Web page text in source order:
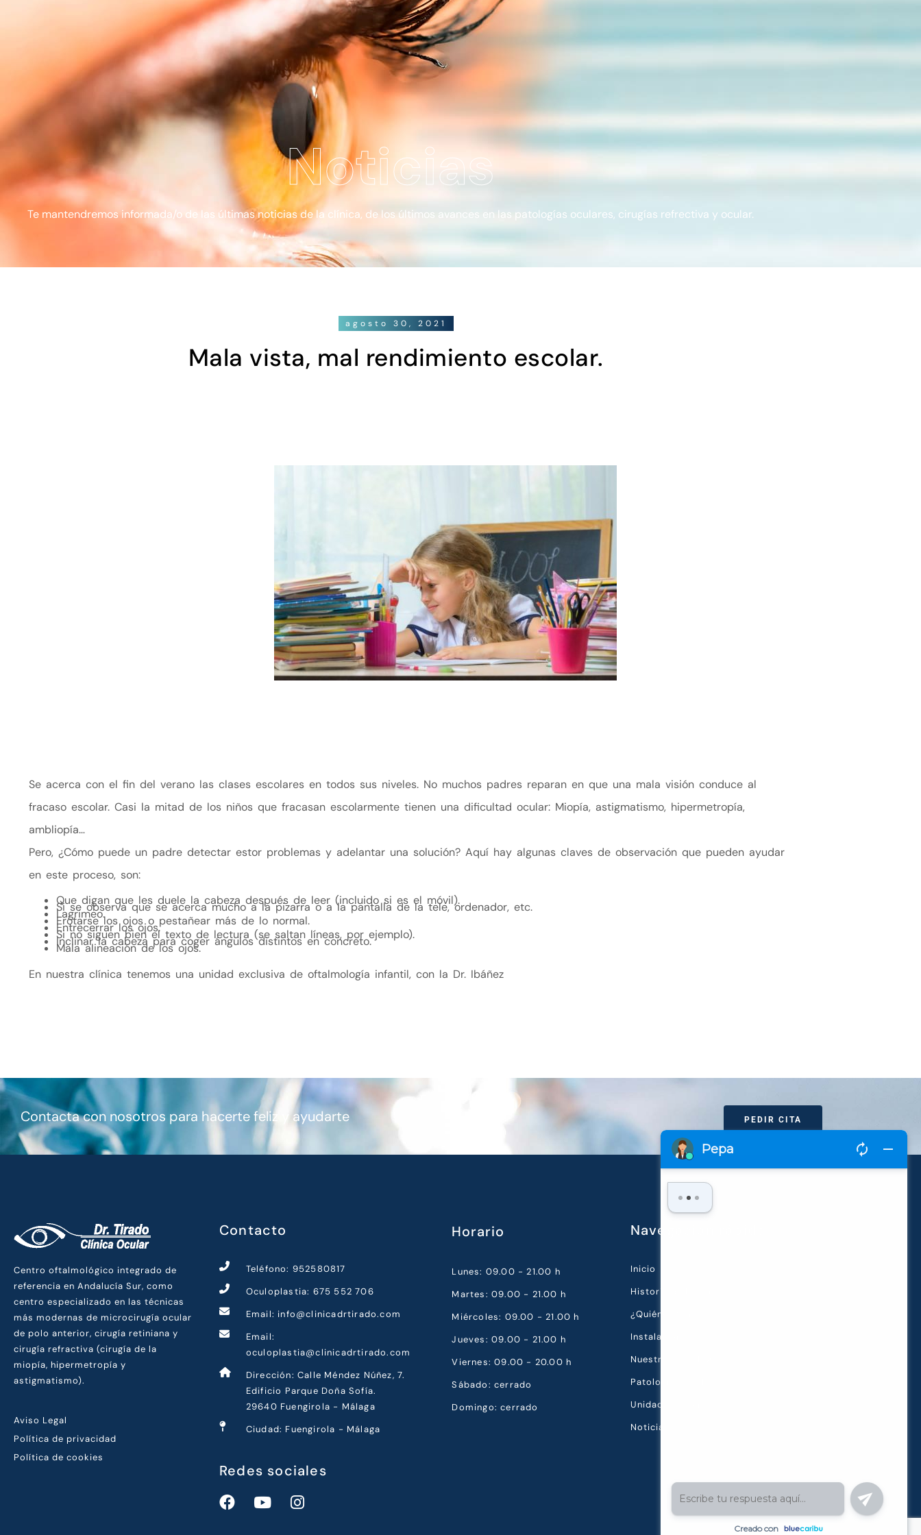
Noticias
Te mantendremos informada/o de las últimas noticias de la clínica, de los últimos avances en las patologías oculares, cirugías refrectiva y ocular.
agosto 30, 2021
Mala vista, mal rendimiento escolar.
Se acerca con el fin del verano las clases escolares en todos sus niveles. No muchos padres reparan en que una mala visión conduce al
fracaso escolar. Casi la mitad de los niños que fracasan escolarmente tienen una dificultad ocular: Miopía, astigmatismo, hipermetropía,
ambliopía…
Pero, ¿Cómo puede un padre detectar estor problemas y adelantar una solución? Aquí hay algunas claves de observación que pueden ayudar
en este proceso, son:
Que digan que les duele la cabeza después de leer (incluido si es el móvil).
Si se observa que se acerca mucho a la pizarra o a la pantalla de la tele, ordenador, etc.
Lagrimeo.
Frotarse los ojos o pestañear más de lo normal.
Entrecerrar los ojos.
Si no siguen bien el texto de lectura (se saltan líneas, por ejemplo).
Inclinar la cabeza para coger ángulos distintos en concreto.
Mala alineación de los ojos.
En nuestra clínica tenemos una unidad exclusiva de oftalmología infantil, con la Dr. Ibáñez
Contacta con nosotros para hacerte feliz y ayudarte PEDIR CITA
Centro oftalmológico integrado de
referencia en Andalucía Sur, como
centro especializado en las técnicas
más modernas de microcirugía ocular
de polo anterior, cirugía retiniana y
cirugía refractiva (cirugía de la
miopía, hipermetropía y
astigmatismo).
Aviso Legal
Política de privacidad
Política de cookies
Contacto
Teléfono: 952580817
Oculoplastia: 675 552 706
Email: info@clinicadrtirado.com
Email:
oculoplastia@clinicadrtirado.com
Dirección: Calle Méndez Núñez, 7.
Edificio Parque Doña Sofía.
29640 Fuengirola - Málaga
Ciudad: Fuengirola - Málaga
Redes sociales
Horario
Lunes: 09.00 - 21.00 h
Martes: 09.00 - 21.00 h
Miércoles: 09.00 - 21.00 h
Jueves: 09.00 - 21.00 h
Viernes: 09.00 - 20.00 h
Sábado: cerrado
Domingo: cerrado
Navegación rápida
Inicio
Historia de la Clínica
¿Quiénes Somos?
Instalaciones
Nuestra Tecnología
Patologías Oculares
Unidades Diagnósticas
Noticias